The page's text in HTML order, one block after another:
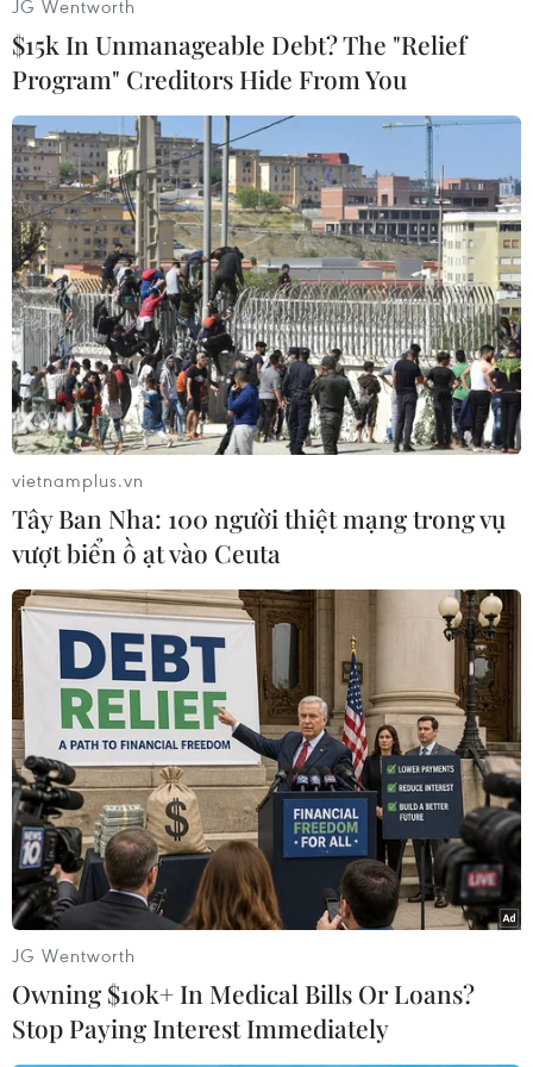
Play
Video
(Vietnam+)
#Xả súng tại Mỹ #Nhà thờ #Bang Texas
#Tay súng
Mỹ
JG Wentworth
$15k In Unmanageable Debt? The "Relief
Program" Creditors Hide From You
vietnamplus.vn
Tây Ban Nha: 100 người thiệt mạng trong vụ
vượt biển ồ ạt vào Ceuta
JG Wentworth
Owning $10k+ In Medical Bills Or Loans?
Stop Paying Interest Immediately